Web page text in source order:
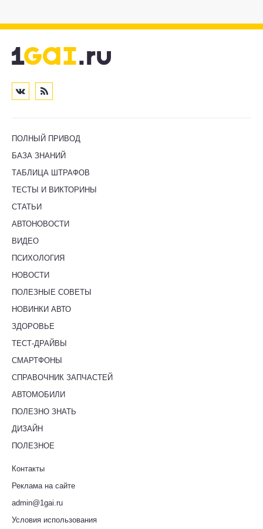
ПОЛНЫЙ ПРИВОД
БАЗА ЗНАНИЙ
ТАБЛИЦА ШТРАФОВ
ТЕСТЫ И ВИКТОРИНЫ
СТАТЬИ
АВТОНОВОСТИ
ВИДЕО
ПСИХОЛОГИЯ
НОВОСТИ
ПОЛЕЗНЫЕ СОВЕТЫ
НОВИНКИ АВТО
ЗДОРОВЬЕ
ТЕСТ-ДРАЙВЫ
СМАРТФОНЫ
СПРАВОЧНИК ЗАПЧАСТЕЙ
АВТОМОБИЛИ
ПОЛЕЗНО ЗНАТЬ
ДИЗАЙН
ПОЛЕЗНОЕ
Контакты
Реклама на сайте
admin@1gai.ru
Условия использования